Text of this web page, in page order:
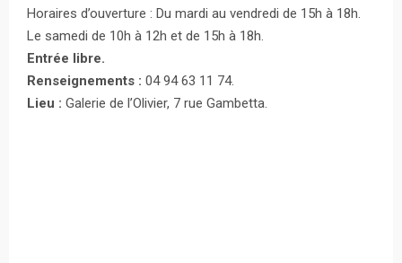
Horaires d’ouverture : Du mardi au vendredi de 15h à 18h.
Le samedi de 10h à 12h et de 15h à 18h.
Entrée libre.
Renseignements : 04 94 63 11 74.
Lieu : Galerie de l’Olivier, 7 rue Gambetta.